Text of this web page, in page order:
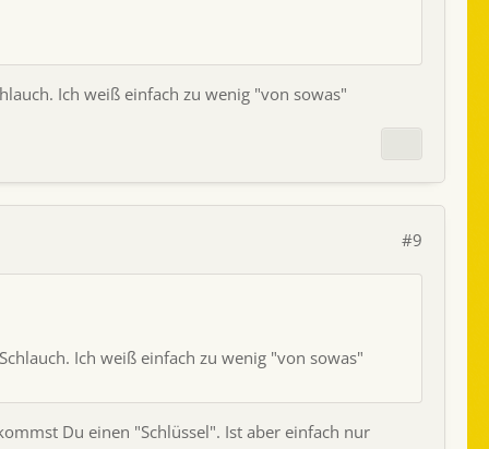
Ich weiß einfach zu wenig "von sowas"
#9
Ich weiß einfach zu wenig "von sowas"
Du einen "Schlüssel". Ist aber einfach nur